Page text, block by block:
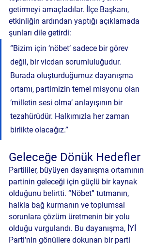
getirmeyi amaçladılar. İlçe Başkanı,
etkinliğin ardından yaptığı açıklamada
şunları dile getirdi:
“Bizim için ‘nöbet’ sadece bir görev
değil, bir vicdan sorumluluğudur.
Burada oluşturduğumuz dayanışma
ortamı, partimizin temel misyonu olan
‘milletin sesi olma’ anlayışının bir
tezahürüdür. Halkımızla her zaman
birlikte olacağız.”
Geleceğe Dönük Hedefler
Partililer, büyüyen dayanışma ortamının
partinin geleceği için güçlü bir kaynak
olduğunu belirtti. “Nöbet” tutmanın,
halkla bağ kurmanın ve toplumsal
sorunlara çözüm üretmenin bir yolu
olduğu vurgulandı. Bu dayanışma, İYİ
Parti’nin gönüllere dokunan bir parti